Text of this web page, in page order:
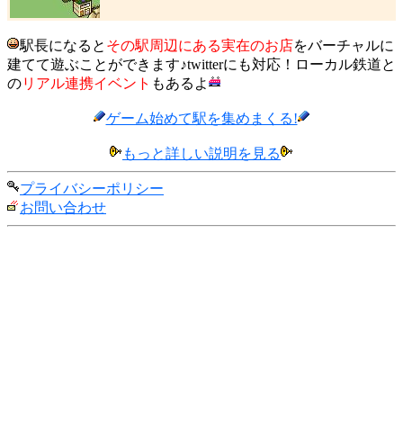
駅長になると その駅周辺にある実在のお店をバーチャルに
建てて遊ぶことができます♪twitterにも対応！ローカル鉄道と
のリアル連携イベント もあるよ
ゲーム始めて駅を集めまくる!
もっと詳しい説明を見る
プライバシーポリシー
お問い合わせ